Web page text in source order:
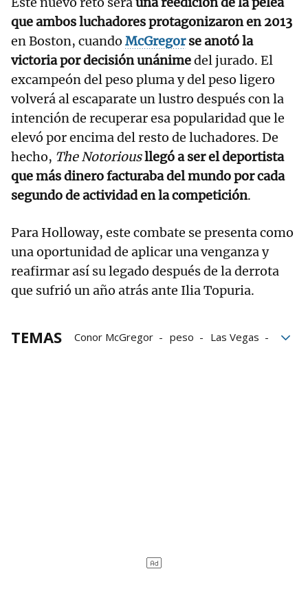
que ambos luchadores protagonizaron en 2013
en Boston, cuando McGregorse anotó la
victoria por decisión unánimedel jurado. El
excampeón del peso pluma y del peso ligero
volverá al escaparate un lustro después con la
intención de recuperar esa popularidad que le
elevó por encima del resto de luchadores. De
hecho, The Notoriousllegó a ser el deportista
que más dinero facturaba del mundo por cada
segundo de actividad en la competición.
Para Holloway, este combate se presenta como
una oportunidad de aplicar una venganza y
reafirmar así su legado después de la derrota
que sufrió un año atrás ante Ilia Topuria.
TEMAS Conor McGregor peso
Las Vegas